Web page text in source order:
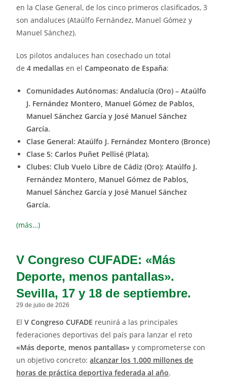
en la Clase General, de los cinco primeros clasificados, 3
son andaluces (Ataúlfo Fernández, Manuel Gómez y
Manuel Sánchez).
Los pilotos andaluces han cosechado un total
de4 medallas en elCampeonato de España:
Comunidades Autónomas: Andalucía (Oro) –Ataúlfo
J. Fernández Montero, Manuel Gómez de Pablos,
Manuel Sánchez García y José Manuel Sánchez
García.
Clase General: Ataúlfo J. Fernández Montero (Bronce)
Clase 5: Carlos Puñet Pellisé (Plata).
Clubes: Club Vuelo Libre de Cádiz (Oro): Ataúlfo J.
Fernández Montero, Manuel Gómez de Pablos,
Manuel Sánchez García y José Manuel Sánchez
García.
(más…)
V Congreso CUFADE: «Más
Deporte, menos pantallas».
Sevilla, 17 y 18 de septiembre.
29 de julio de 2026
ElV Congreso CUFADE reunirá a las principales
federaciones deportivas del país para lanzar el reto
«Más deporte, menos pantallas» y comprometerse con
un objetivo concreto:alcanzar los 1.000 millones de
horas de práctica deportiva federada al año.